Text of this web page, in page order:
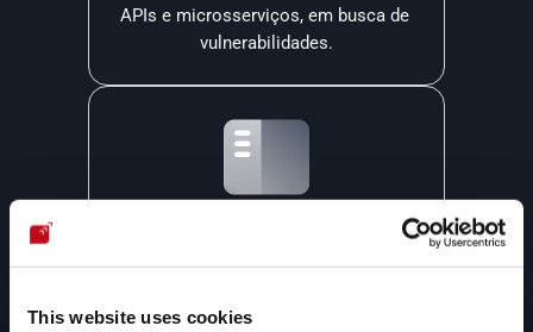
This website uses cookies
APIs e microsserviços, em busca de
vulnerabilidades.
Todas as vulnerabilidades que
microsserviços são reportadas em